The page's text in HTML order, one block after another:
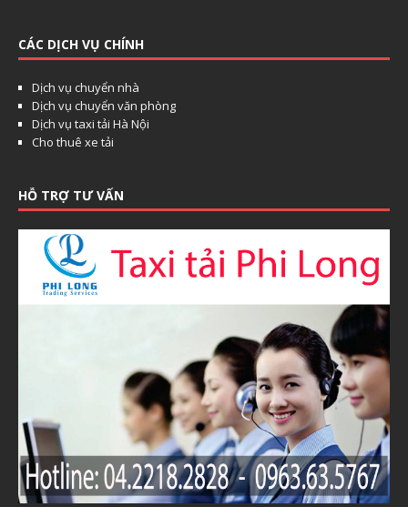
CÁC DỊCH VỤ CHÍNH
Dịch vụ chuyển nhà
Dịch vụ chuyển văn phòng
Dịch vụ taxi tải Hà Nội
Cho thuê xe tải
HỖ TRỢ TƯ VẤN